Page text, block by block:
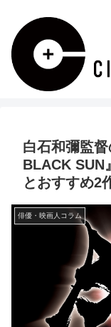
白石和彌監
BLACK SUN
とおすすめ2
俳優・映画人コラム